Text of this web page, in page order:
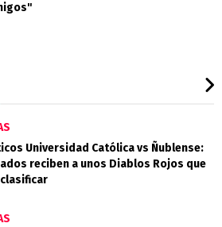
Universidad Católica vs Ñublense:
reciben a unos Diablos Rojos que